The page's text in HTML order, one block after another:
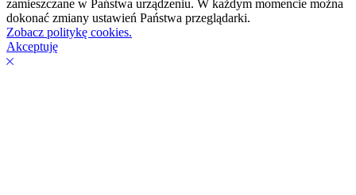
zamieszczane w Państwa urządzeniu. W każdym momencie można
dokonać zmiany ustawień Państwa przeglądarki.
Zobacz politykę cookies.
Akceptuję